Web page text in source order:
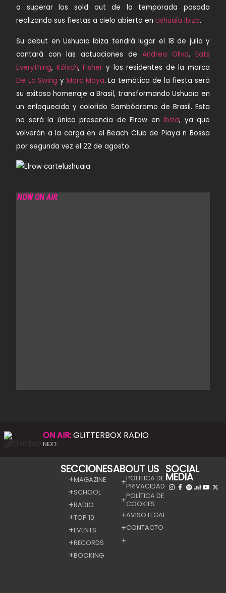
a superar los sold out de la temporada pasada
realizando sus fiestas a cielo abierto en Ushuaïa Ibiza.
Su debut en Ushuaïa Ibiza tendrá lugar el 18 de julio y
contará con las actuaciones de Andrea Oliva, Eats
Everything, Kölsch,Fisher y los residentes de la marca
De La Swing y Marc Maya. La temática de la fiesta será
su exitoso homenaje a Brasil, transformando Ushuaïa en
un enloquecido y colorido Sambódromo de Brasil. Esta
no será la única presencia de Elrow en Ibiza, ya que
volverán a la carga en el Beach Club de Playa n Bossa
por segunda vez el 22 de agosto.
NOW ON AIR
ON AIR:GLITTERBOX RADIO
NEXT:
SECCIONES
MAGAZINE
SCHOOL
RADIO
TOP 10
EVENTS
RECORDS
BOOKING
ABOUT US
POLÍTICA DE
PRIVACIDAD
POLÍTICA DE
COOKIES
AVISO LEGAL
CONTACTO
SOCIAL
MEDIA